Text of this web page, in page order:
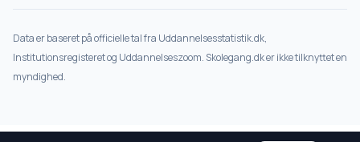
Data er baseret på officielle tal fra Uddannelsesstatistik.dk,
Institutionsregisteret og Uddannelseszoom. Skolegang.dk er ikke tilknyttet en
myndighed.